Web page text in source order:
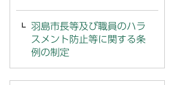
羽島市長等及び職員のハラ
スメント防止等に関する条
例の制定